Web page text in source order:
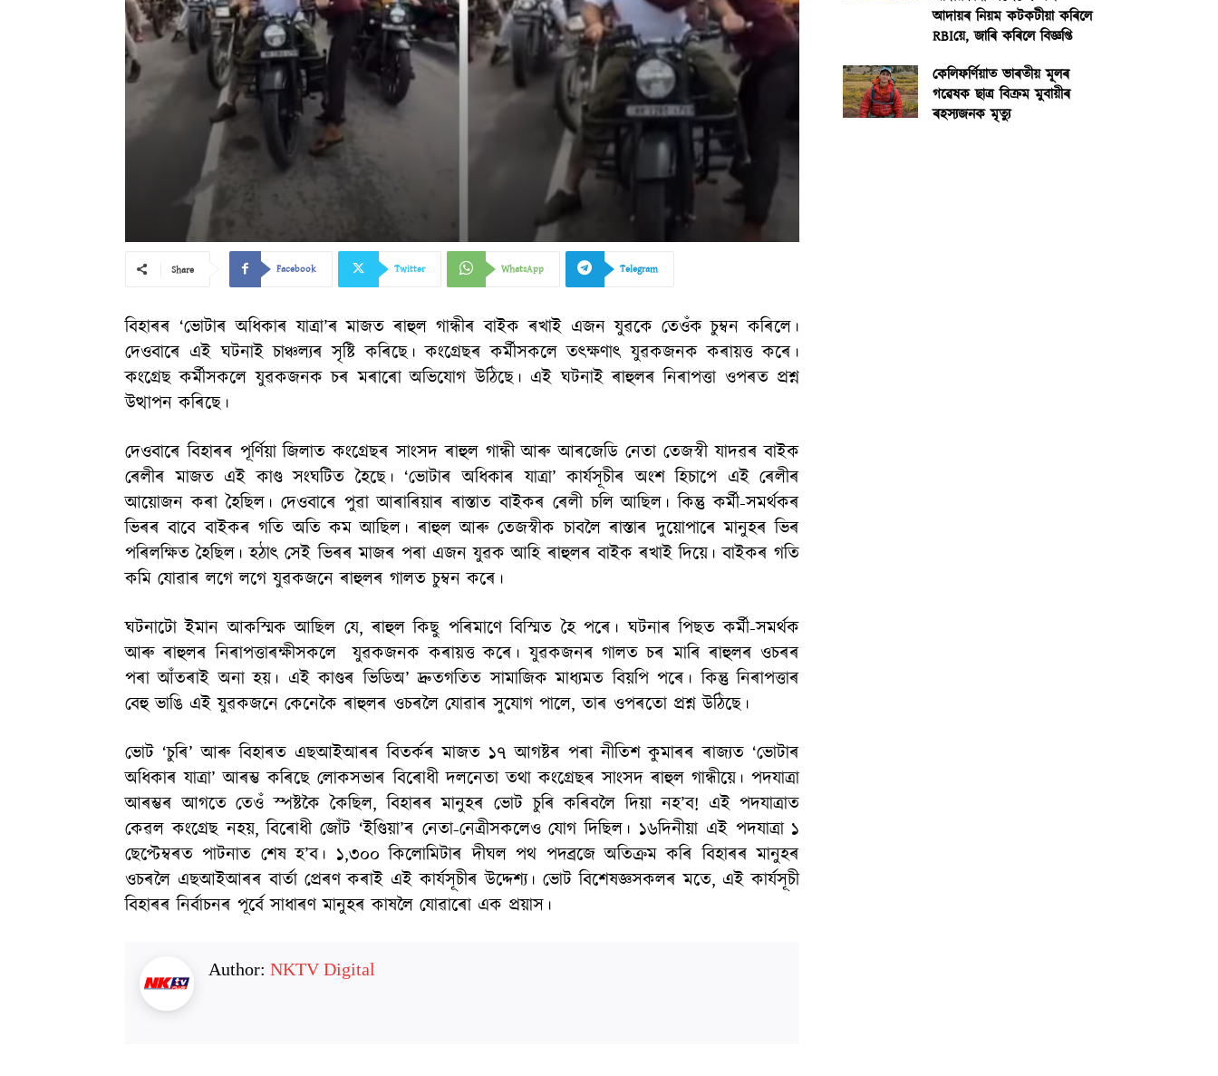
Share Facebook Twitter WhatsApp Telegram
বিহাৰৰ ‘ভোটাৰ অধিকাৰ যাত্ৰা’ৰ মাজত ৰাহুল গান্ধীৰ বাইক ৰখাই এজন যুৱকে তেওঁক চুম্বন কৰিলে।
দেওবাৰে এই ঘটনাই চাঞ্চল্যৰ সৃষ্টি কৰিছে। কংগ্ৰেছৰ কৰ্মীসকলে তৎক্ষণাৎ যুৱকজনক কৰায়ত্ত কৰে।
কংগ্ৰেছ কৰ্মীসকলে যুৱকজনক চৰ মৰাৰো অভিযোগ উঠিছে। এই ঘটনাই ৰাহুলৰ নিৰাপত্তা ওপৰত প্ৰশ্ন
উত্থাপন কৰিছে।
দেওবাৰে বিহাৰৰ পূৰ্ণিয়া জিলাত কংগ্ৰেছৰ সাংসদ ৰাহুল গান্ধী আৰু আৰজেডি নেতা তেজস্বী যাদৱৰ বাইক
ৰেলীৰ মাজত এই কাণ্ড সংঘটিত হৈছে। ‘ভোটাৰ অধিকাৰ যাত্ৰা’ কাৰ্যসূচীৰ অংশ হিচাপে এই ৰেলীৰ
আয়োজন কৰা হৈছিল। দেওবাৰে পুৱা আৰাৰিয়াৰ ৰাস্তাত বাইকৰ ৰেলী চলি আছিল। কিন্তু কৰ্মী-সমৰ্থকৰ
ভিৰৰ বাবে বাইকৰ গতি অতি কম আছিল। ৰাহুল আৰু তেজস্বীক চাবলৈ ৰাস্তাৰ দুয়োপাৰে মানুহৰ ভিৰ
পৰিলক্ষিত হৈছিল। হঠাৎ সেই ভিৰৰ মাজৰ পৰা এজন যুৱক আহি ৰাহুলৰ বাইক ৰখাই দিয়ে। বাইকৰ গতি
কমি যোৱাৰ লগে লগে যুৱকজনে ৰাহুলৰ গালত চুম্বন কৰে।
ঘটনাটো ইমান আকস্মিক আছিল যে, ৰাহুল কিছু পৰিমাণে বিস্মিত হৈ পৰে। ঘটনাৰ পিছত কৰ্মী-সমৰ্থক
আৰু ৰাহুলৰ নিৰাপত্তাৰক্ষীসকলে যুৱকজনক কৰায়ত্ত কৰে। যুৱকজনৰ গালত চৰ মাৰি ৰাহুলৰ ওচৰৰ
পৰা আঁতৰাই অনা হয়। এই কাণ্ডৰ ভিডিঅ’ দ্ৰুতগতিত সামাজিক মাধ্যমত বিয়পি পৰে। কিন্তু নিৰাপত্তাৰ
বেহু ভাঙি এই যুৱকজনে কেনেকৈ ৰাহুলৰ ওচৰলৈ যোৱাৰ সুযোগ পালে, তাৰ ওপৰতো প্ৰশ্ন উঠিছে।
ভোট ‘চুৰি’ আৰু বিহাৰত এছআইআৰৰ বিতৰ্কৰ মাজত ১৭ আগষ্টৰ পৰা নীতিশ কুমাৰৰ ৰাজ্যত ‘ভোটাৰ
অধিকাৰ যাত্ৰা’ আৰম্ভ কৰিছে লোকসভাৰ বিৰোধী দলনেতা তথা কংগ্ৰেছৰ সাংসদ ৰাহুল গান্ধীয়ে। পদযাত্ৰা
আৰম্ভৰ আগতে তেওঁ স্পষ্টকৈ কৈছিল, বিহাৰৰ মানুহৰ ভোট চুৰি কৰিবলৈ দিয়া নহ’ব! এই পদযাত্ৰাত
কেৱল কংগ্ৰেছ নহয়, বিৰোধী জোঁট ‘ইণ্ডিয়া’ৰ নেতা-নেত্ৰীসকলেও যোগ দিছিল। ১৬দিনীয়া এই পদযাত্ৰা ১
ছেপ্টেম্বৰত পাটনাত শেষ হ’ব। ১,৩০০ কিলোমিটাৰ দীঘল পথ পদব্ৰজে অতিক্ৰম কৰি বিহাৰৰ মানুহৰ
ওচৰলৈ এছআইআৰৰ বাৰ্তা প্ৰেৰণ কৰাই এই কাৰ্যসূচীৰ উদ্দেশ্য। ভোট বিশেষজ্ঞসকলৰ মতে, এই কাৰ্যসূচী
বিহাৰৰ নিৰ্বাচনৰ পূৰ্বে সাধাৰণ মানুহৰ কাষলৈ যোৱাৰো এক প্ৰয়াস।
Author: NKTV Digital
আদায়ৰ নিয়ম কটকটীয়া কৰিলে
RBIয়ে, জাৰি কৰিলে বিজ্ঞপ্তি
কেলিফৰ্ণিয়াত ভাৰতীয় মূলৰ
গৱেষক ছাত্ৰ বিক্ৰম মুবায়ীৰ
ৰহস্যজনক মৃত্যু